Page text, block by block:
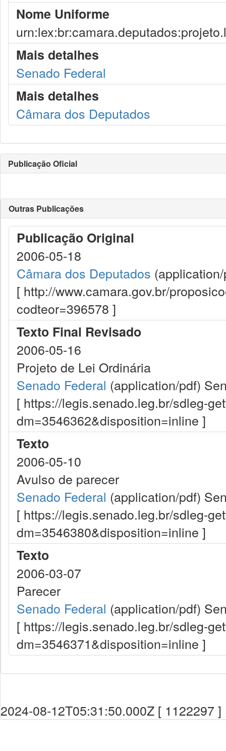
Nome Uniforme
Mais detalhes
Senado Federal
Mais detalhes
Câmara dos Deputados
Publicação Oficial
Outras Publicações
Publicação Original
2006-05-18
Câmara dos Deputados
[ http://www.camara.gov.br/
codteor=396578 ]
Texto Final Revisado
2006-05-16
Projeto de Lei Ordinária
Senado Federal (application/pdf)
[ https://legis.senado.leg.br/sdleg-
dm=3546362&disposition=inline ]
Texto
2006-05-10
Avulso de parecer
Senado Federal (application/pdf)
[ https://legis.senado.leg.br/sdleg-
dm=3546380&disposition=inline ]
Texto
2006-03-07
Parecer
Senado Federal (application/pdf)
[ https://legis.senado.leg.br/sdleg-
dm=3546371&disposition=inline ]
2024-08-12T05:31:50.000Z [ 1122297 ]